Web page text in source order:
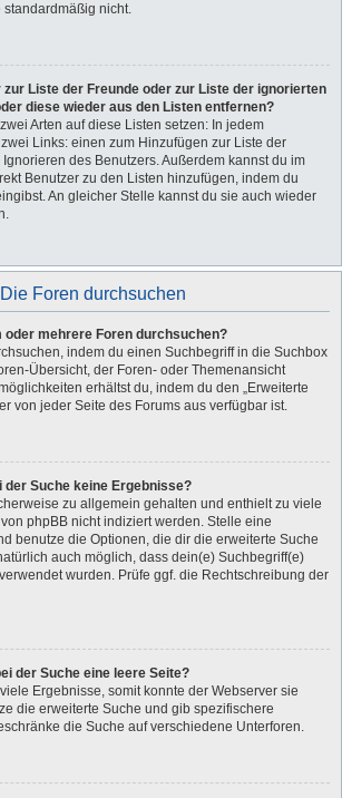
nicht.
zur Liste der Freunde oder zur Liste der ignorierten
diese wieder aus den Listen entfernen?
Arten auf diese Listen setzen: In jedem
Links: einen zum Hinzufügen zur Liste der
des Benutzers. Außerdem kannst du im
Benutzer zu den Listen hinzufügen, indem du
An gleicher Stelle kannst du sie auch wieder
Die Foren durchsuchen
oder mehrere Foren durchsuchen?
indem du einen Suchbegriff in die Suchbox
Übersicht, der Foren- oder Themenansicht
erhältst du, indem du den „Erweiterte
von jeder Seite des Forums aus verfügbar ist.
der Suche keine Ergebnisse?
zu allgemein gehalten und enthielt zu viele
phpBB nicht indiziert werden. Stelle eine
benutze die Optionen, die dir die erweiterte Suche
auch möglich, dass dein(e) Suchbegriff(e)
wurden. Prüfe ggf. die Rechtschreibung der
der Suche eine leere Seite?
Ergebnisse, somit konnte der Webserver sie
die erweiterte Suche und gib spezifischere
die Suche auf verschiedene Unterforen.